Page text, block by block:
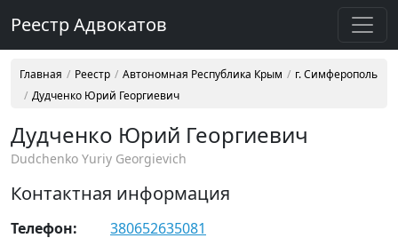
Реестр Адвокатов
Главная Реестр Автономная Республика Крым
г. Симферополь
Дудченко Юрий Георгиевич
Дудченко Юрий Георгиевич
Dudchenko Yuriy Georgievich
Контактная информация
Телефон:
380652635081